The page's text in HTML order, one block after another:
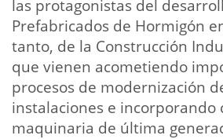
las protagonistas del
Prefabricados de Hormigón
tanto, de la Construcción
que vienen acometiendo
procesos de modernización
instalaciones e incorporando
maquinaria de última